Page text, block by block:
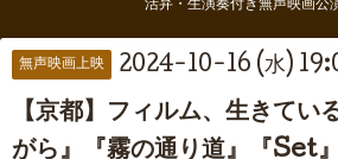
活弁・生演奏付き無声映画公
無声映画上映 2024-10-16 (水)
【京都】フィルム、生きてい
がら』『霧の通り道』『Set』